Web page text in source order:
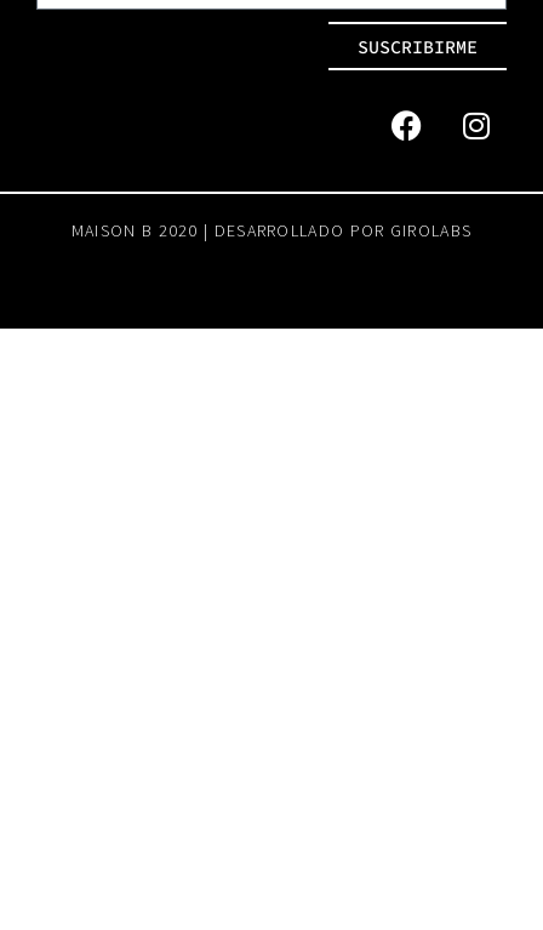
SUSCRIBIRME
MAISON B 2020 | DESARROLLADO POR GIROLABS